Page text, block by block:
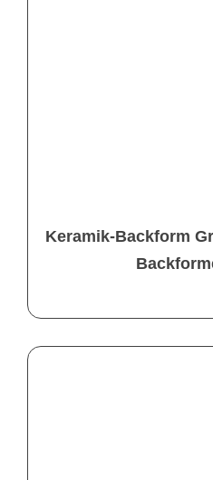
Keramik-Backform